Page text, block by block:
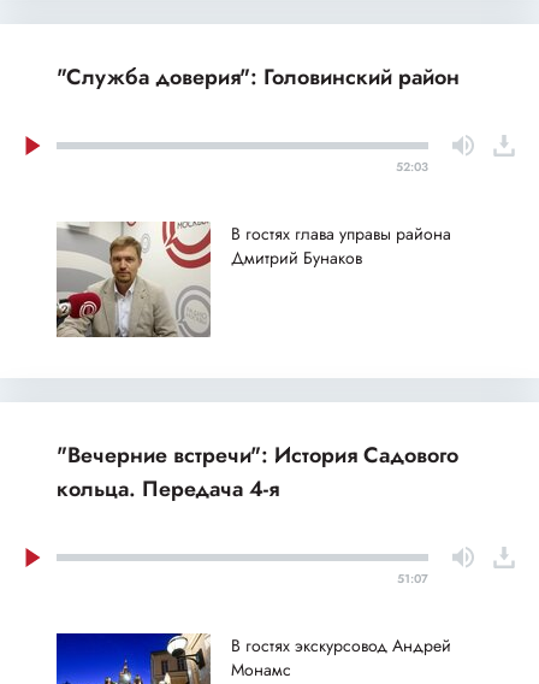
"Служба доверия": Головинский район
52:03
В гостях глава управы района
Дмитрий Бунаков
"Вечерние встречи": История Садового
кольца. Передача 4-я
51:07
В гостях экскурсовод Андрей
Монамс